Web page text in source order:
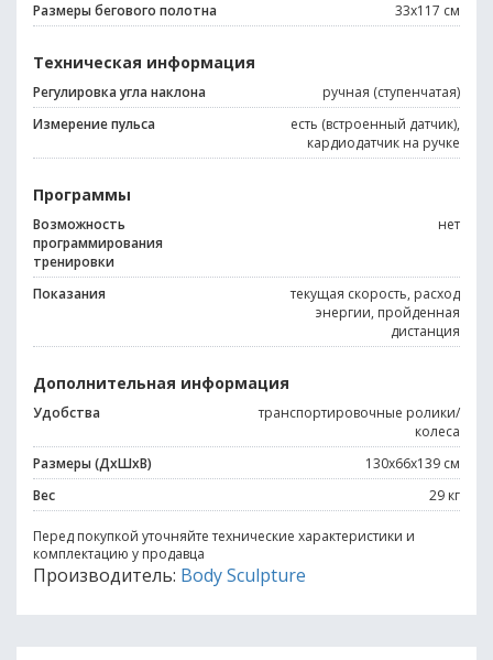
Размеры бегового полотна 33x117 см
Техническая информация
Регулировка угла наклона
ручная (ступенчатая)
Измерение пульса
есть (встроенный датчик),
кардиодатчик на ручке
Программы
Возможность
программирования
тренировки
нет
Показания
текущая скорость, расход
энергии, пройденная
дистанция
Дополнительная информация
Удобства
транспортировочные ролики/
колеса
Размеры (ДхШхВ)
130x66x139 см
Вес
29 кг
Перед покупкой уточняйте технические характеристики и
комплектацию у продавца
Производитель: Body Sculpture